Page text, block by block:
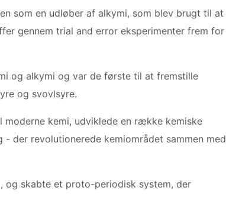
som en udløber af alkymi, som blev brugt til at
gennem trial and error eksperimenter frem for
og alkymi og var de første til at fremstille
og svovlsyre.
kemi, udviklede en række kemiske
der revolutionerede kemiområdet sammen med
og skabte et proto-periodisk system, der